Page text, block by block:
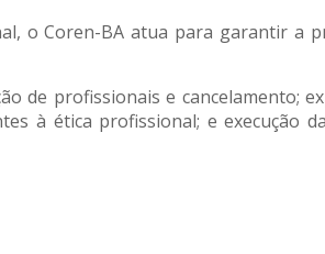
o Coren-BA atua para garantir a
de profissionais e cancelamento;
à ética profissional; e execução